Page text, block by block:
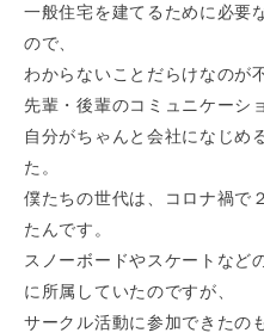
一般住宅を建てるために必要
ので、
わからないことだらけなのが
先輩・後輩のコミュニケーシ
自分がちゃんと会社になじめ
た。
僕たちの世代は、コロナ禍で
たんです。
スノーボードやスケートなど
に所属していたのですが、
サークル活動に参加できたの